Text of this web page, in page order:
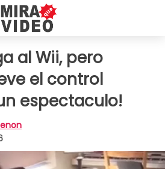
al Wii, pero
el control
espectaculo!